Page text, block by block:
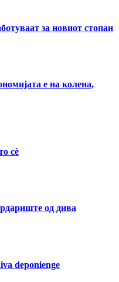
за новиот стопан
е на колена,
сè
од дива
deponienge